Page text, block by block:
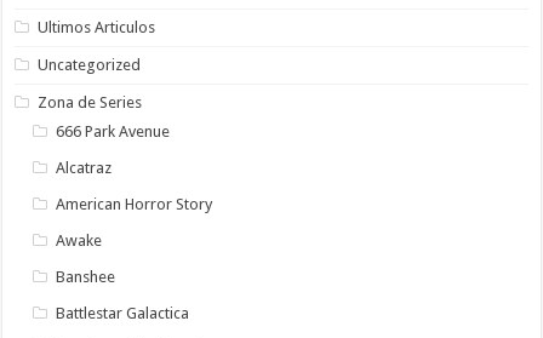
Ultimos Articulos
Uncategorized
Zona de Series
666 Park Avenue
Alcatraz
American Horror Story
Awake
Banshee
Battlestar Galactica